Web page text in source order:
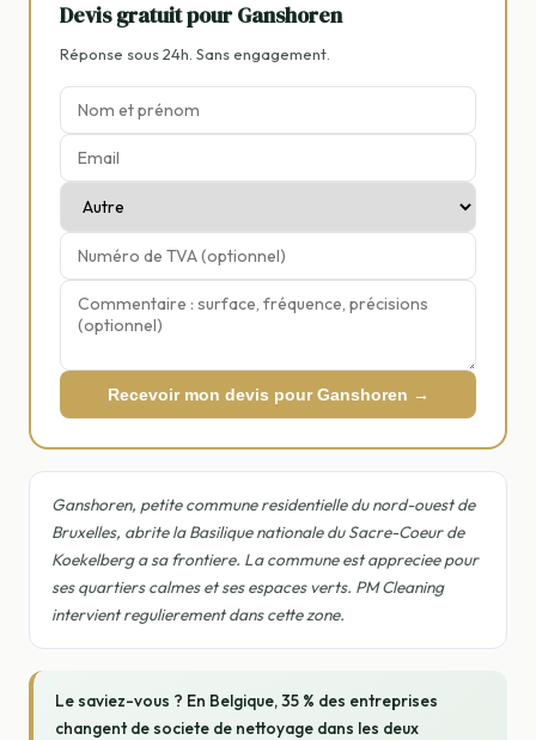
Devis gratuit pour Ganshoren
Réponse sous 24h. Sans engagement.
Recevoir mon devis pour Ganshoren →
Ganshoren, petite commune residentielle du nord-ouest de
Bruxelles, abrite la Basilique nationale du Sacre-Coeur de
Koekelberg a sa frontiere. La commune est appreciee pour
ses quartiers calmes et ses espaces verts. PM Cleaning
intervient regulierement dans cette zone.
Le saviez-vous ? En Belgique, 35 % des entreprises
changent de societe de nettoyage dans les deux